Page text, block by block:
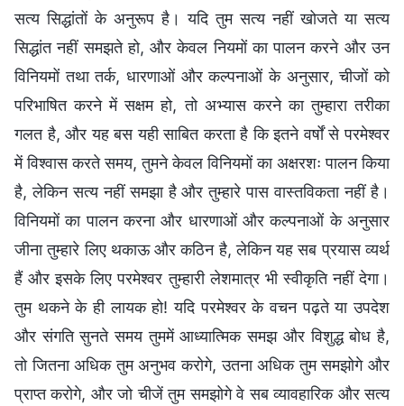
सत्य सिद्धांतों के अनुरूप है। यदि तुम सत्य नहीं खोजते या सत्य
सिद्धांत नहीं समझते हो, और केवल नियमों का पालन करने और उन
विनियमों तथा तर्क, धारणाओं और कल्पनाओं के अनुसार, चीजों को
परिभाषित करने में सक्षम हो, तो अभ्यास करने का तुम्हारा तरीका
गलत है, और यह बस यही साबित करता है कि इतने वर्षों से परमेश्वर
में विश्वास करते समय, तुमने केवल विनियमों का अक्षरशः पालन किया
है, लेकिन सत्य नहीं समझा है और तुम्हारे पास वास्तविकता नहीं है।
विनियमों का पालन करना और धारणाओं और कल्पनाओं के अनुसार
जीना तुम्हारे लिए थकाऊ और कठिन है, लेकिन यह सब प्रयास व्यर्थ
हैं और इसके लिए परमेश्वर तुम्हारी लेशमात्र भी स्वीकृति नहीं देगा।
तुम थकने के ही लायक हो! यदि परमेश्वर के वचन पढ़ते या उपदेश
और संगति सुनते समय तुममें आध्यात्मिक समझ और विशुद्ध बोध है,
तो जितना अधिक तुम अनुभव करोगे, उतना अधिक तुम समझोगे और
प्राप्त करोगे, और जो चीजें तुम समझोगे वे सब व्यावहारिक और सत्य